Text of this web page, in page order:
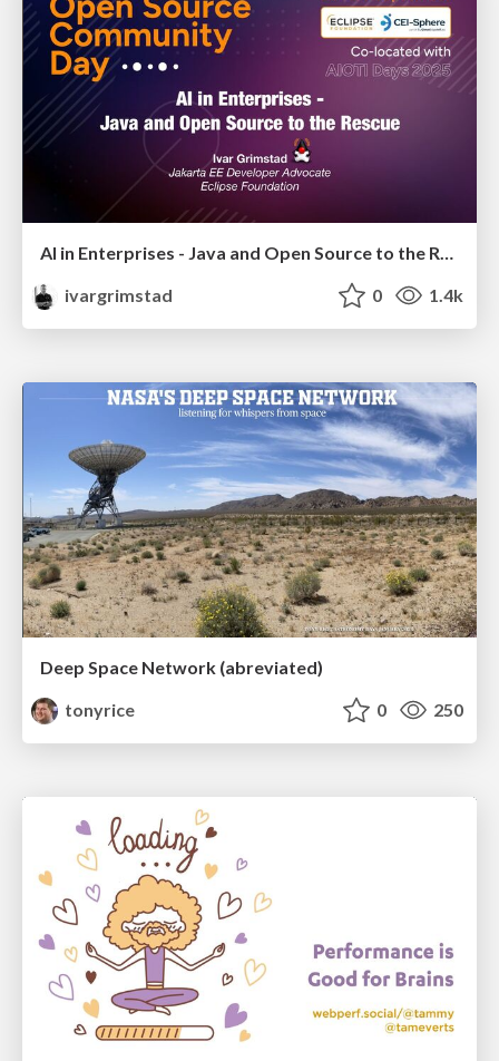
AI in Enterprises - Java and Open Source to the Rescue
ivargrimstad
0 1.4k
Deep Space Network (abreviated)
tonyrice
0 250